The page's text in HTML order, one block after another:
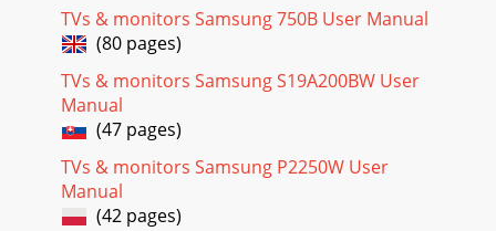
Page 22 - 3-5 使用屏幕调整菜单 （OSD：屏幕菜
单）
安装软件4-14 安装软件4-1 Natural Color什么是 Natural Color
？该软件仅安装于三星产品中，它可调节本产品中的显示色
彩，使图片在本产品中的显示色彩与图片的打印色彩一致。有
Color 在线提供。您可以从
Page 23
TVs & monitors Samsung 750B User Manual
(80 pages)
TVs & monitors Samsung S19A200BW User
Manual
(47 pages)
TVs & monitors Samsung P2250W User
Manual
(42 pages)